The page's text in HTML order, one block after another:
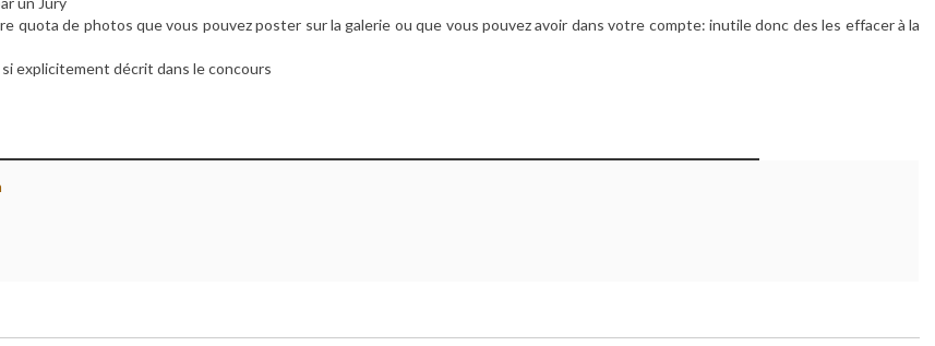
de photos que vous pouvez poster sur la galerie ou que vous pouvez avoir dans votre compte: inutile donc des les effacer à la
si explicitement décrit dans le concours